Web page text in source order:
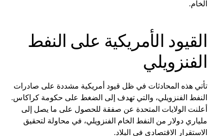
الخام.
القيود الأمريكية على النفط
الفنزويلي
تأتي هذه المحادثات في ظل قيود أمريكية مشددة على صادرات
النفط الفنزويلي، والتي تهدف إلى الضغط على حكومة كراكاس.
أعلنت الولايات المتحدة عن صفقة للحصول على ما يصل إلى
ملياري دولار من النفط الخام الفنزويلي، في محاولة لتحقيق
الاستقرار الاقتصادي في البلاد.